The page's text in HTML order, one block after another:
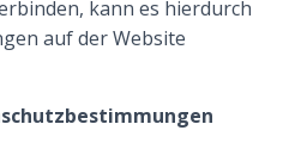
kann es hierdurch
auf der Website